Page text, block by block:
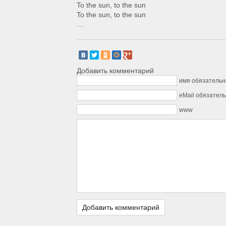
To the sun, to the sun
To the sun, to the sun
Добавить комментарий
имя
eMail
www